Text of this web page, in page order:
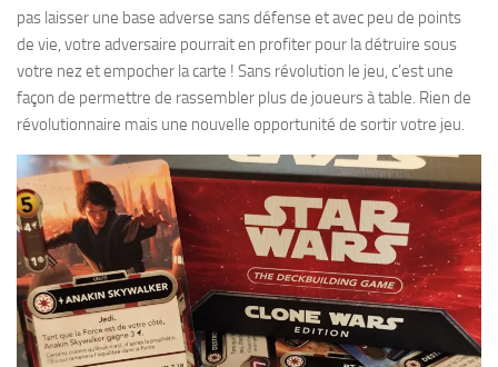
pas laisser une base adverse sans défense et avec peu de points
de vie, votre adversaire pourrait en profiter pour la détruire sous
votre nez et empocher la carte ! Sans révolution le jeu, c’est une
façon de permettre de rassembler plus de joueurs à table. Rien de
révolutionnaire mais une nouvelle opportunité de sortir votre jeu.